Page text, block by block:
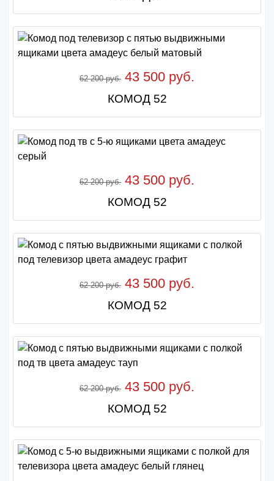
62 200 руб. 43 500 руб.
КОМОД 52
62 200 руб. 43 500 руб.
КОМОД 52
62 200 руб. 43 500 руб.
КОМОД 52
62 200 руб. 43 500 руб.
КОМОД 52